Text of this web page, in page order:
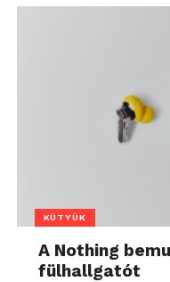
KÜTYÜK
A Nothing
fülhallgatót